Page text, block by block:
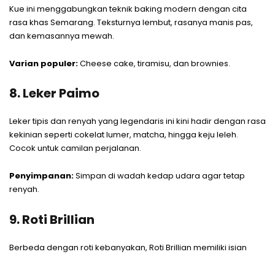
Kue ini menggabungkan teknik baking modern dengan cita
rasa khas Semarang. Teksturnya lembut, rasanya manis pas,
dan kemasannya mewah.
Varian populer:Cheese cake, tiramisu, dan brownies.
8. Leker Paimo
Leker tipis dan renyah yang legendaris ini kini hadir dengan rasa
kekinian seperti cokelat lumer, matcha, hingga keju leleh.
Cocok untuk camilan perjalanan.
Penyimpanan:Simpan di wadah kedap udara agar tetap
renyah.
9. Roti Brillian
Berbeda dengan roti kebanyakan, Roti Brillian memiliki isian